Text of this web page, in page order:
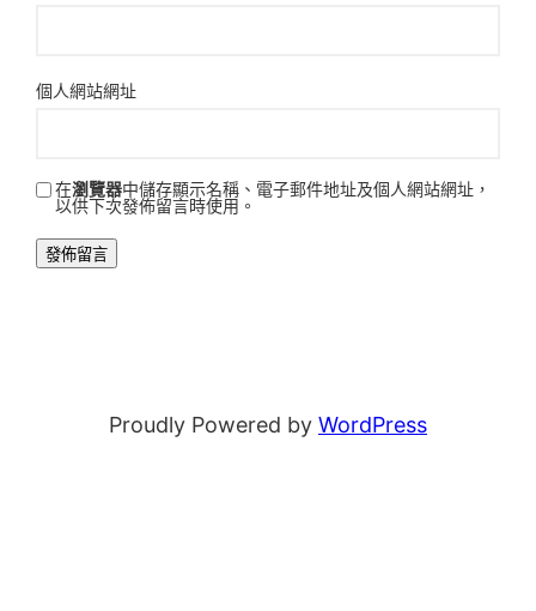
個人網站網址
在瀏覽器中儲存顯示名稱、電子郵件地址及個人網站網址，
以供下次發佈留言時使用。
Proudly Powered by WordPress